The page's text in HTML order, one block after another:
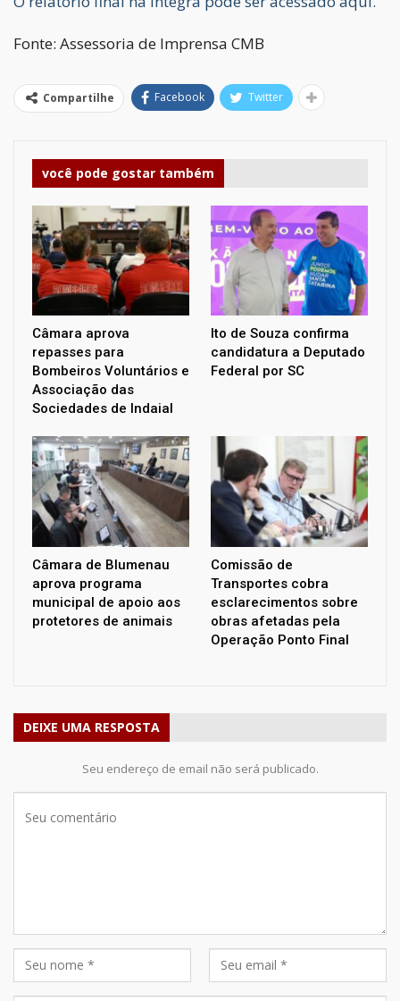
Fonte: Assessoria de Imprensa CMB
Compartilhe Facebook Twitter
você pode gostar também
Câmara aprova
repasses para
Bombeiros Voluntários e
Associação das
Sociedades de Indaial
Ito de Souza confirma
candidatura a Deputado
Federal por SC
Câmara de Blumenau
aprova programa
municipal de apoio aos
protetores de animais
Comissão de
Transportes cobra
esclarecimentos sobre
obras afetadas pela
Operação Ponto Final
DEIXE UMA RESPOSTA
Seu endereço de email não será publicado.